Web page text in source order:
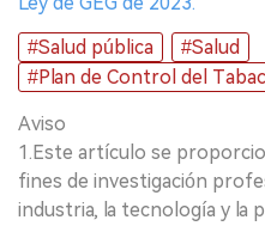
#Salud pública
#Salud
#Plan de Control del
Aviso
1.Este artículo se
fines de investigación
industria, la tecnología y la